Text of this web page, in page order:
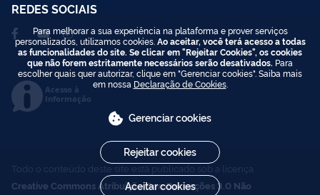
REDES SOCIAIS
Acesso à
Informação
Todo o conteúdo deste site está publicado sob a licença
Creative Commons Atribuição-SemDerivações 3.0 Não
Para melhorar a sua experiência na plataforma e prover serviços
personalizados, utilizamos cookies. Ao aceitar, você terá acesso a todas
as funcionalidades do site. Se clicar em "Rejeitar Cookies", os cookies
que não forem estritamente necessários serão desativados. Para
escolher quais quer autorizar, clique em "Gerenciar cookies". Saiba mais
em nossa Declaração de Cookies.
Gerenciar cookies
Rejeitar cookies
Aceitar cookies